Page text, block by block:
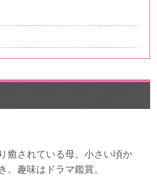
癒されている母。小さい頃か
。趣味はドラマ鑑賞。